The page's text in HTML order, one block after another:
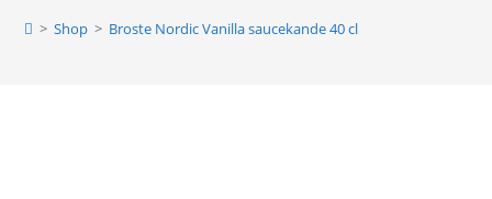
> Shop > Broste Nordic Vanilla saucekande 40 cl